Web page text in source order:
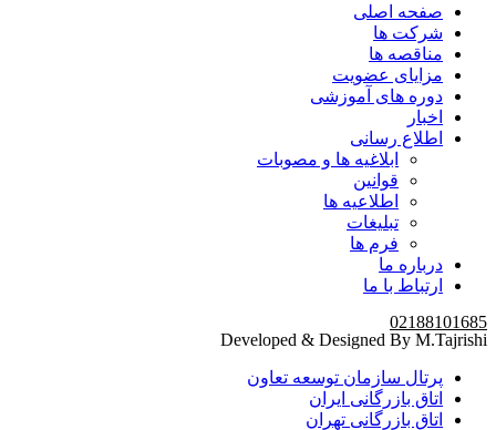
صفحه اصلی
شرکت ها
مناقصه ها
مزایای عضویت
دوره های آموزشی
اخبار
اطلاع رسانی
ابلاغیه ها و مصوبات
قوانین
اطلاعیه ها
تبلیغات
فرم ها
درباره ما
ارتباط با ما
02188101685
Developed & Designed By M.Tajrishi
پرتال سازمان توسعه تعاون
اتاق بازرگانی ایران
اتاق بازرگانی تهران